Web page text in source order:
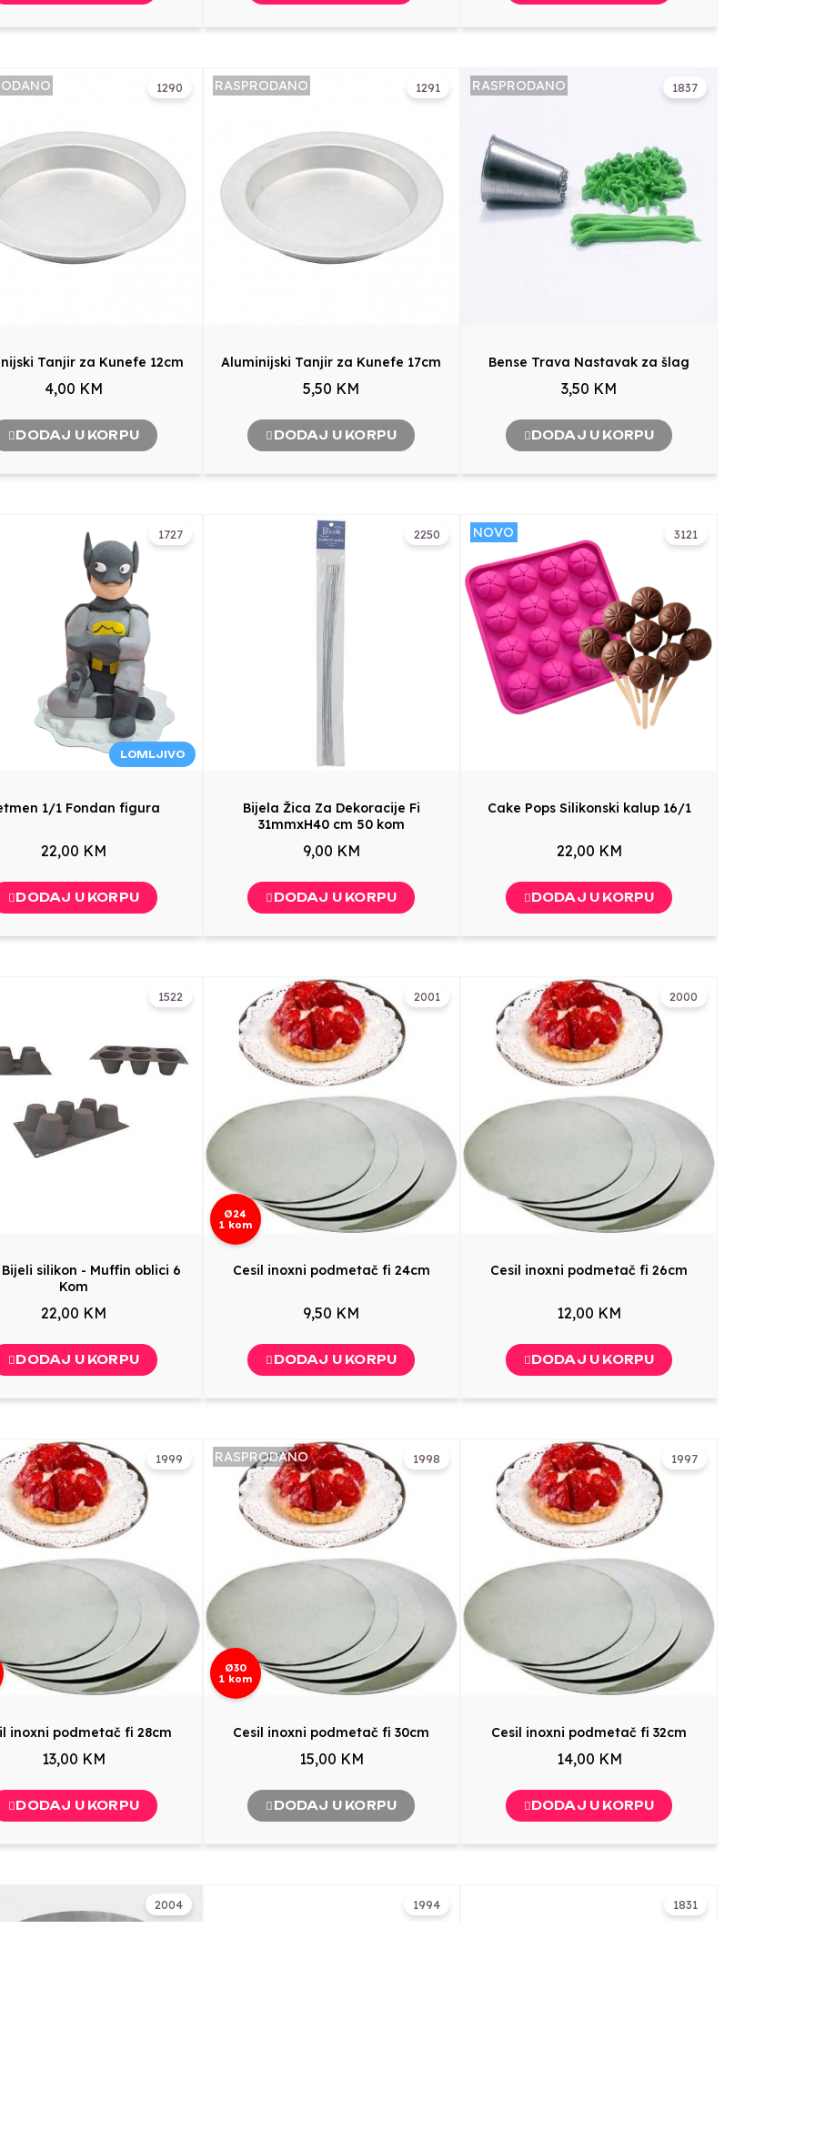
1290
Tanjir za Kunefe 12cm
4,00 KM
DODAJ U KORPU
1291
RASPRODANO
Aluminijski Tanjir za Kunefe 17cm
5,50 KM
DODAJ U KORPU
1837
RASPRODANO
Bense Trava Nastavak za šlag
3,50 KM
DODAJ U KORPU
1727
1/1 Fondan figura
22,00 KM
DODAJ U KORPU
LOMLJIVO
2250
Bijela Žica Za Dekoracije Fi
31mmxH40 cm 50 kom
9,00 KM
DODAJ U KORPU
3121
NOVO
Cake Pops Silikonski kalup 16/1
22,00 KM
DODAJ U KORPU
1522
silikon - Muffin oblici 6
Kom
22,00 KM
DODAJ U KORPU
2001
Ø24
1 kom
Cesil inoxni podmetač fi 24cm
9,50 KM
DODAJ U KORPU
2000
Cesil inoxni podmetač fi 26cm
12,00 KM
DODAJ U KORPU
1999
inoxni podmetač fi 28cm
13,00 KM
DODAJ U KORPU
1998
Ø30
1 kom
RASPRODANO
Cesil inoxni podmetač fi 30cm
15,00 KM
DODAJ U KORPU
1997
Cesil inoxni podmetač fi 32cm
14,00 KM
DODAJ U KORPU
2004 1994 1831